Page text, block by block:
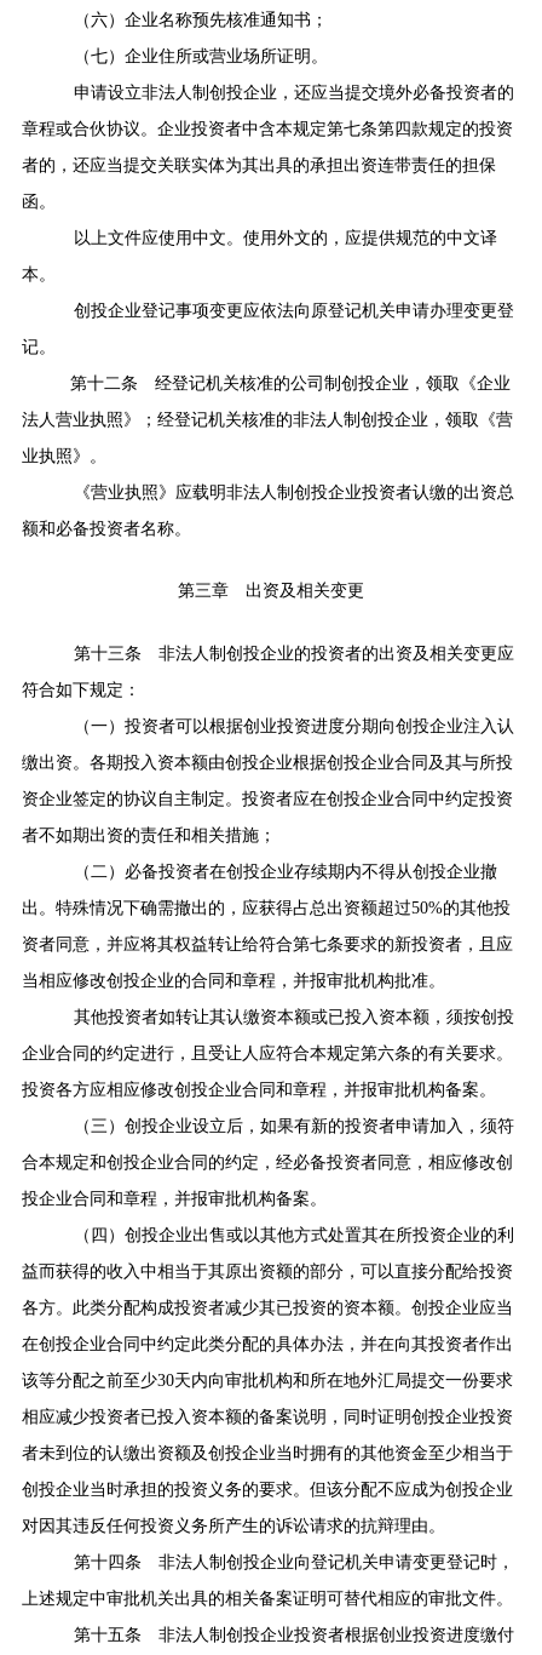
（六）企业名称预先核准通知书；
（七）企业住所或营业场所证明。
申请设立非法人制创投企业，还应当提交境外必备投资者的
章程或合伙协议。企业投资者中含本规定第七条第四款规定的投资
者的，还应当提交关联实体为其出具的承担出资连带责任的担保
函。
以上文件应使用中文。使用外文的，应提供规范的中文译
本。
创投企业登记事项变更应依法向原登记机关申请办理变更登
记。
第十二条 经登记机关核准的公司制创投企业，领取《企业
法人营业执照》；经登记机关核准的非法人制创投企业，领取《营
业执照》。
《营业执照》应载明非法人制创投企业投资者认缴的出资总
额和必备投资者名称。
第三章 出资及相关变更
第十三条 非法人制创投企业的投资者的出资及相关变更应
符合如下规定：
（一）投资者可以根据创业投资进度分期向创投企业注入认
缴出资。各期投入资本额由创投企业根据创投企业合同及其与所投
资企业签定的协议自主制定。投资者应在创投企业合同中约定投资
者不如期出资的责任和相关措施；
（二）必备投资者在创投企业存续期内不得从创投企业撤
出。特殊情况下确需撤出的，应获得占总出资额超过50%的其他投
资者同意，并应将其权益转让给符合第七条要求的新投资者，且应
当相应修改创投企业的合同和章程，并报审批机构批准。
其他投资者如转让其认缴资本额或已投入资本额，须按创投
企业合同的约定进行，且受让人应符合本规定第六条的有关要求。
投资各方应相应修改创投企业合同和章程，并报审批机构备案。
（三）创投企业设立后，如果有新的投资者申请加入，须符
合本规定和创投企业合同的约定，经必备投资者同意，相应修改创
投企业合同和章程，并报审批机构备案。
（四）创投企业出售或以其他方式处置其在所投资企业的利
益而获得的收入中相当于其原出资额的部分，可以直接分配给投资
各方。此类分配构成投资者减少其已投资的资本额。创投企业应当
在创投企业合同中约定此类分配的具体办法，并在向其投资者作出
该等分配之前至少30天内向审批机构和所在地外汇局提交一份要求
相应减少投资者已投入资本额的备案说明，同时证明创投企业投资
者未到位的认缴出资额及创投企业当时拥有的其他资金至少相当于
创投企业当时承担的投资义务的要求。但该分配不应成为创投企业
对因其违反任何投资义务所产生的诉讼请求的抗辩理由。
第十四条 非法人制创投企业向登记机关申请变更登记时，
上述规定中审批机关出具的相关备案证明可替代相应的审批文件。
第十五条 非法人制创投企业投资者根据创业投资进度缴付